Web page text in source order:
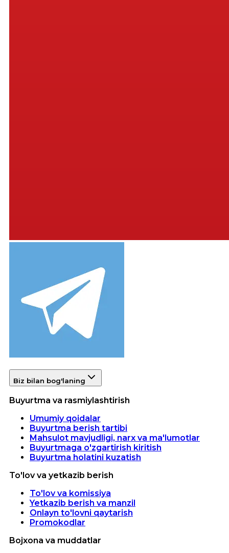
Biz bilan bog'laning
Buyurtma va rasmiylashtirish
Umumiy qoidalar
Buyurtma berish tartibi
Mahsulot mavjudligi, narx va ma'lumotlar
Buyurtmaga o'zgartirish kiritish
Buyurtma holatini kuzatish
To'lov va yetkazib berish
To'lov va komissiya
Yetkazib berish va manzil
Onlayn to'lovni qaytarish
Promokodlar
Bojxona va muddatlar